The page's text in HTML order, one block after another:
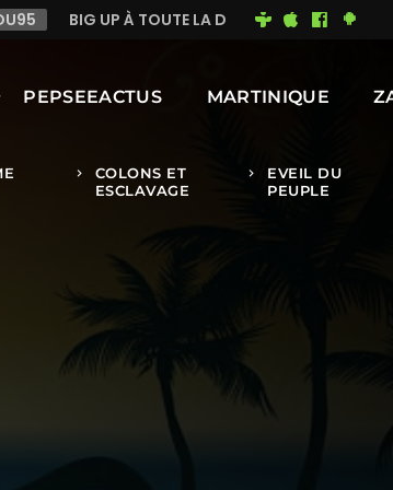
ANTILLAISE QUI ÉCOUTE RMA ANTILLES
PEPSEEACTUS MARTINIQUE
keyboard_arrow_right
COLONS ET
ESCLAVAGE
keyboard_arrow_right
EVEIL DU
PEUPLE